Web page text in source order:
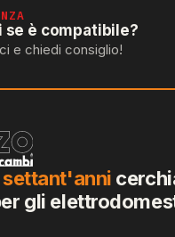
se è compatibile?
e chiedi consiglio!
settant'anni
gli